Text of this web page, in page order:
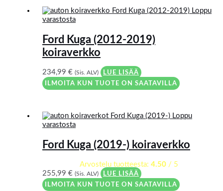
Loppu
varastosta
Ford Kuga (2012-2019)
koiraverkko
234,99€ (Sis. ALV)
LUE LISÄÄ
ILMOITA KUN TUOTE ON SAATAVILLA
Loppu
varastosta
Ford Kuga (2019-) koiraverkko
Arvostelu tuotteesta: 4.50/ 5
255,99€ (Sis. ALV)
LUE LISÄÄ
ILMOITA KUN TUOTE ON SAATAVILLA